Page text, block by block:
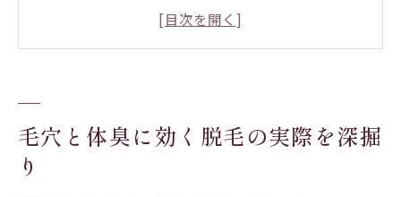
脱毛毛穴ケアで体臭を抑える仕組みを知る
ムレやにおいを減らす脱毛の新常識
毛穴と体臭に効く脱毛の実際を深掘
り